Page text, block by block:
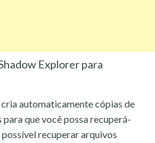
Explorer para
automaticamente cópias de
que você possa recuperá-
possível recuperar arquivos